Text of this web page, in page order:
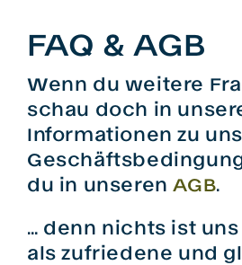
FAQ & AGB
Wenn du weitere
schau doch in
Informationen zu
du in unseren AGB.
… denn nichts ist
als zufriedene und